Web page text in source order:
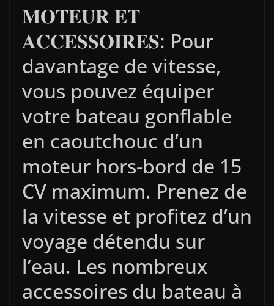
𝐌𝐎𝐓𝐄𝐔𝐑 𝐄𝐓
𝐀𝐂𝐂𝐄𝐒𝐒𝐎𝐈𝐑𝐄𝐒: Pour
davantage de vitesse,
vous pouvez équiper
votre bateau gonflable
en caoutchouc d’un
moteur hors-bord de 15
CV maximum. Prenez de
la vitesse et profitez d’un
voyage détendu sur
l’eau. Les nombreux
accessoires du bateau à